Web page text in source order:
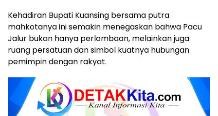
Kehadiran Bupati Kuansing bersama putra
mahkotanya ini semakin menegaskan bahwa Pacu
Jalur bukan hanya perlombaan, melainkan juga
ruang persatuan dan simbol kuatnya hubungan
pemimpin dengan rakyat.